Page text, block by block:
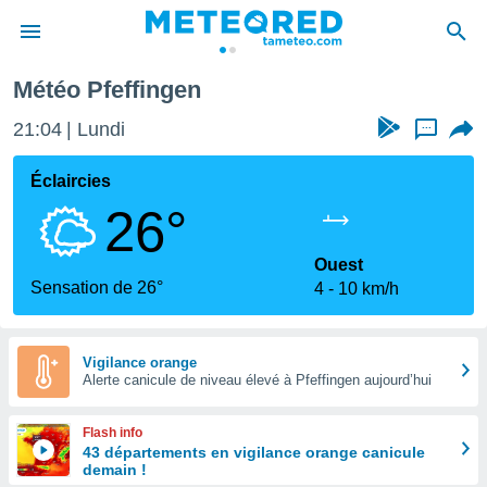
de
Météo Pfeffingen
21:05 Lundi ...
Éclaircies
26°
Sensation de 26°
Ouest
4
10 km/h
Vigilance orange
Alerte canicule de niveau élevé à Pfeffingen aujourd’hui
Flash info
43 départements en vigilance orange canicule
demain !